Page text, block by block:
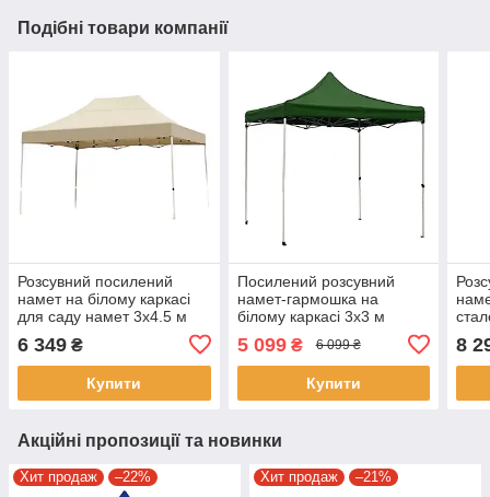
Подібні товари компанії
Розсувний посилений
намет на білому каркасі
для саду намет 3х4.5 м
відпочинку на природі
6 349 ₴
Купити
Посилений розсувний
намет-гармошка на
білому каркасі 3х3 м
вуличної торгівлі
5 099₴ 6 099 ₴
Купити
8
Акційні пропозиції та новинки
Хит продаж –22% Хит продаж –21%